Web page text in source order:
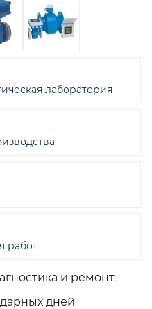
и ремонт.
дней
лаборатория
работ